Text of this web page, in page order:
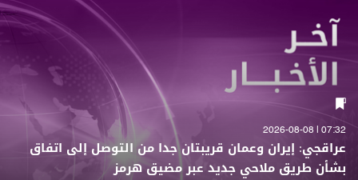
07:32 | 2026-08-08
عراقجي: إيران وعمان قريبتان جدا من التوصل إلى اتفاق
بشأن طريق ملاحي جديد عبر مضيق هرمز